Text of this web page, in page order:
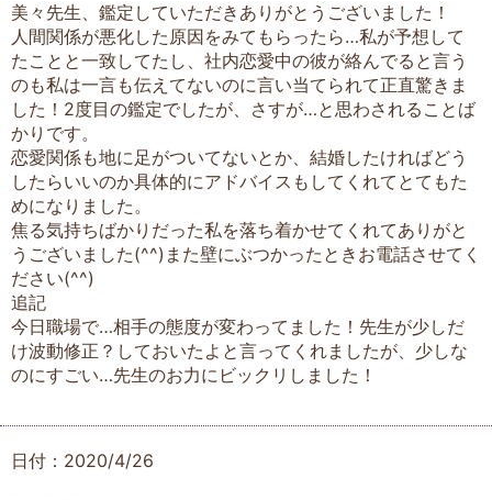
美々先生、鑑定していただきありがとうございました！
人間関係が悪化した原因をみてもらったら…私が予想して
たことと一致してたし、社内恋愛中の彼が絡んでると言う
のも私は一言も伝えてないのに言い当てられて正直驚きま
した！2度目の鑑定でしたが、さすが…と思わされることば
かりです。
恋愛関係も地に足がついてないとか、結婚したければどう
したらいいのか具体的にアドバイスもしてくれてとてもた
めになりました。
焦る気持ちばかりだった私を落ち着かせてくれてありがと
うございました(^^)また壁にぶつかったときお電話させてく
ださい(^^)
追記
今日職場で…相手の態度が変わってました！先生が少しだ
け波動修正？しておいたよと言ってくれましたが、少しな
のにすごい…先生のお力にビックリしました！
日付：2020/4/26